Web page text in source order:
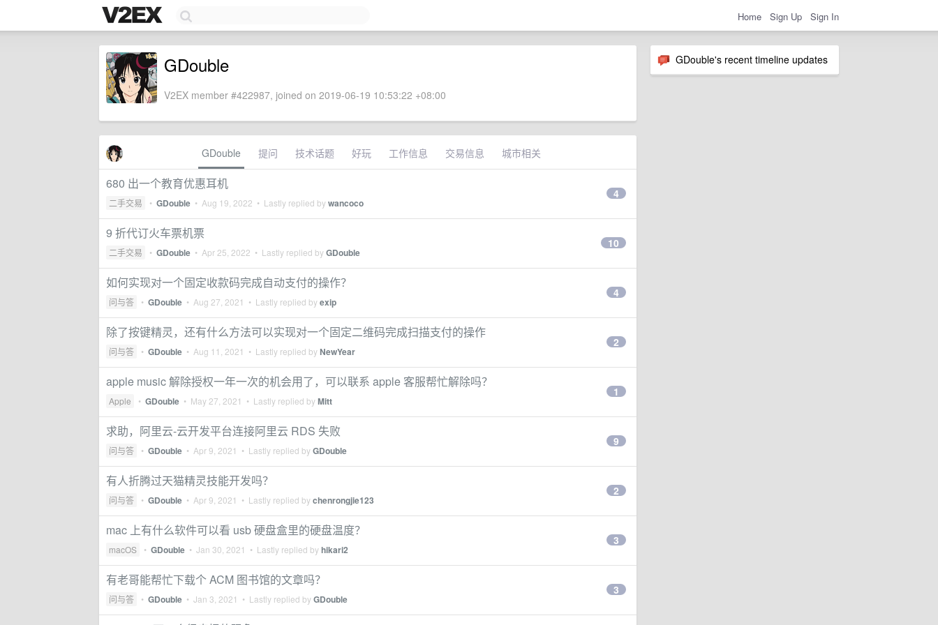
Home Sign Up Sign In
GDouble's recent timeline updates
GDouble
V2EX member #422987, joined on 2019-06-19 10:53:22 +08:00
GDouble 提问 技术话题 好玩 工作信息 交易信息 城市相关
680 出一个教育优惠耳机
二手交易 • GDouble • Aug 19, 2022 • Lastly replied bywancoco
4
9 折代订火车票机票
二手交易 • GDouble • Apr 25, 2022 • Lastly replied byGDouble
10
如何实现对一个固定收款码完成自动支付的操作？
问与答 • GDouble • Aug 27, 2021 • Lastly replied byexip
4
除了按键精灵，还有什么方法可以实现对一个固定二维码完成扫描支付的操作
问与答 • GDouble • Aug 11, 2021 • Lastly replied byNewYear
2
apple music 解除授权一年一次的机会用了，可以联系 apple 客服帮忙解除吗？
Apple • GDouble • May 27, 2021 • Lastly replied byMitt
1
求助，阿里云-云开发平台连接阿里云 RDS 失败
问与答 • GDouble • Apr 9, 2021 • Lastly replied byGDouble
9
有人折腾过天猫精灵技能开发吗？
问与答 • GDouble • Apr 9, 2021 • Lastly replied bychenrongjie123
2
mac 上有什么软件可以看 usb 硬盘盒里的硬盘温度？
macOS • GDouble • Jan 30, 2021 • Lastly replied byhikari2
3
有老哥能帮忙下载个 ACM 图书馆的文章吗？
问与答 • GDouble • Jan 3, 2021 • Lastly replied byGDouble
3